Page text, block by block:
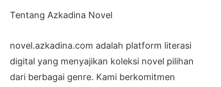
Tentang Azkadina Novel
novel.azkadina.com adalah platform literasi
digital yang menyajikan koleksi novel pilihan
dari berbagai genre. Kami berkomitmen